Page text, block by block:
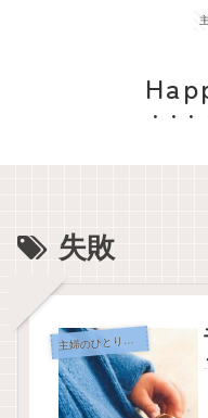
失敗
主
婦のひとりごと